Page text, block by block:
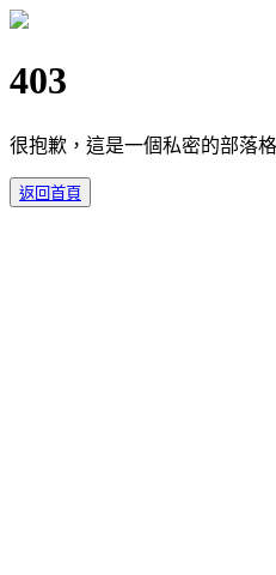
403
很抱歉，這是一個私密的部落
返回首頁